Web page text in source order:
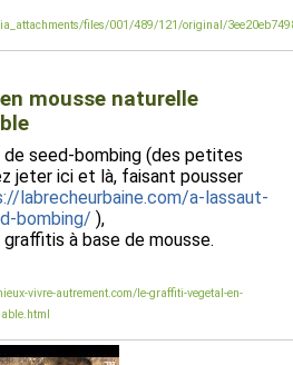
files/001/489/121/original/
mousse naturelle
seed-bombing (des petites
jeter ici et là, faisant pousser
labrecheurbaine.com/a-lassaut-
bombing/ ),
à base de mousse.
vivre-autrement.com/le-graffiti-vegetal-en-